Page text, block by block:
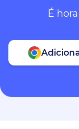
É